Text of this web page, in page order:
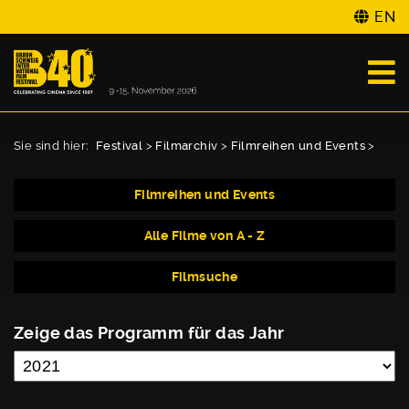
EN
Sie sind hier: Festival > Filmarchiv > Filmreihen und Events >
Filmreihen und Events
Alle Filme von A - Z
Filmsuche
Zeige das Programm für das Jahr